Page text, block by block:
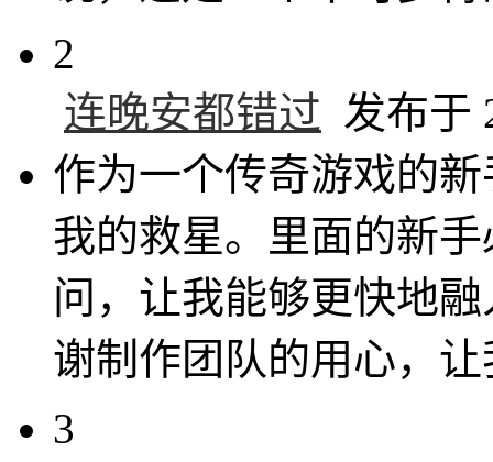
2
连晚安都错过 发布于
作为一个传奇游戏的
我的救星。里面的新
问，让我能够更快地
谢制作团队的用心，
3